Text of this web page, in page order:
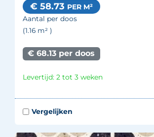
€ 58.73 PER M²
Aantal per doos
(1.16 m² )
€ 68.13 per doos
Levertijd: 2 tot 3 weken